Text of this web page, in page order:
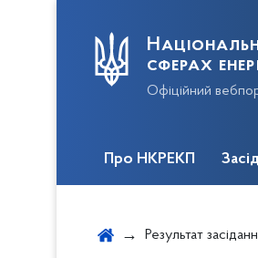
сферах
Офіційний
Про НКРЕКП
Результат